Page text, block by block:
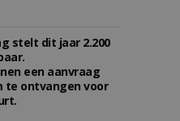
stelt dit jaar 2.200
een aanvraag
te ontvangen voor